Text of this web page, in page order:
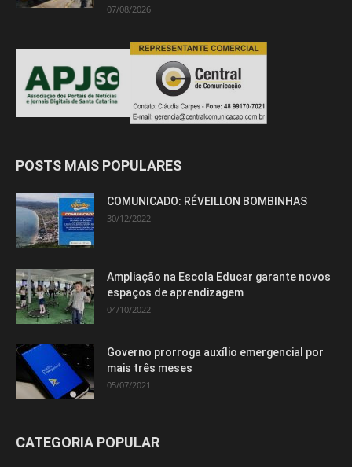
07/08/2026
POSTS MAIS POPULARES
COMUNICADO: RÉVEILLON BOMBINHAS
30/12/2022
Ampliação na Escola Educar garante novos
espaços de aprendizagem
04/10/2022
Governo prorroga auxílio emergencial por
mais três meses
05/07/2021
CATEGORIA POPULAR